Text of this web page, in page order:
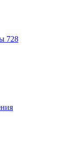
728